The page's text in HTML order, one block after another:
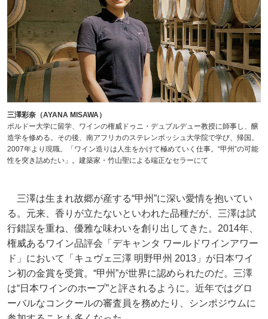
三澤彩奈（AYANA MISAWA）
ボルドー大学に留学、ワインの権威ドゥニ・デュブルデュー教授に師事し、醸
造学を修める。その後、南アフリカのステレンボッシュ大学院で学び、帰国。
2007年より現職。「ワイン造りは人生をかけて極めていく仕事。“甲州”の可能
性を突き詰めたい」。建築家・竹山聖による端正なセラーにて
三澤は生まれ故郷が産する“甲州”に深い愛情を抱いてい
る。元来、香りが立たないといわれた品種だが、三澤は試
行錯誤を重ね、優雅な味わいを創り出してきた。2014年、
権威あるワイン品評会「デキャンタ ワールドワインアワー
ド」において「キュヴェ三澤 明野甲州 2013」が日本ワイ
ン初の金賞を受賞。“甲州”が世界に認められたのだ。三澤
は“日本ワインのホープ”と評されるように。近年ではグロ
ーバルなコンクールの審査員を務めたり、シンポジウムに